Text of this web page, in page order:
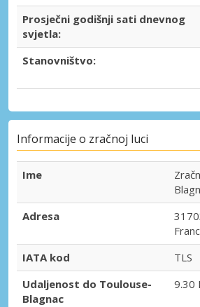
Prosječni godišnji sati dnevnog
svjetla:
Stanovništvo:
Informacije o zračnoj luci
Ime
Adresa
IATA kod
TLS
Udaljenost do Toulouse-
Blagnac
9.30